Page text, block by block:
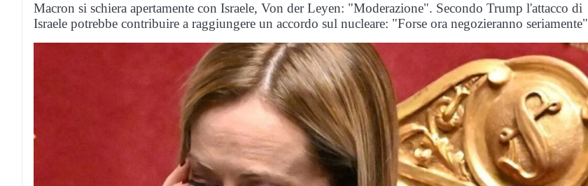
Macron si schiera apertamente con Israele, Von der Leyen: "Moderazione". Secondo Trump l'attacco di
Israele potrebbe contribuire a raggiungere un accordo sul nucleare: "Forse ora negozieranno seriamente"